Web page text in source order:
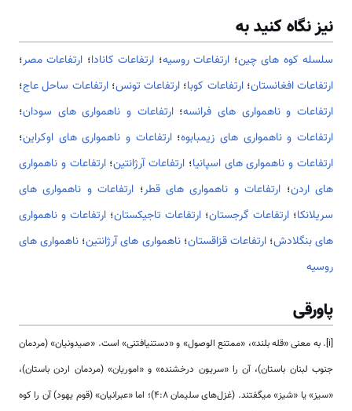
نیز نگاه کنید به
سلسله کوه های چین؛ ارتفاعات روسیه؛ ارتفاعات کانادا؛ ارتفاعات مصر؛
ارتفاعات افغانستان؛ارتفاعات کوبا؛ ارتفاعات تونس؛ارتفاعات ساحل عاج؛
ارتفاعات و ناهمواری های فرانسه؛ارتفاعات و ناهمواری های سودان؛
ارتفاعات و ناهمواری های زیمبابوه؛ارتفاعات و ناهمواری های اوکراین؛
ارتفاعات و ناهمواری های اسپانیا؛ ارتفاعات آرژانتین؛ارتفاعات و ناهمواری
های اردن؛ ارتفاعات و ناهمواری های قطر؛ ارتفاعات و ناهمواری های
سریلانکا؛ ارتفاعات گرجستان؛ ارتفاعات تاجیکستان؛ ارتفاعات و ناهمواری
های بنگلادش؛ارتفاعات قزاقستان؛ناهمواری های آرژانتین؛ ناهمواری های
روسیه
پاورقی
[i]. به معنی «قله بلند»، «ممتنع الوصول» و «دست­نیافتنی» است. «صیدونیان» (مردمان
جنوب لبنان باستان)، آن را «سریون درخشنده» و «اموریان» (مردمان اردن باستان)،
«سیز» یا «شیز» میگفتند. (غزل‌های سلیمان 4:8)؛ اما «عبرانیان» (قوم یهود) آن را کوه